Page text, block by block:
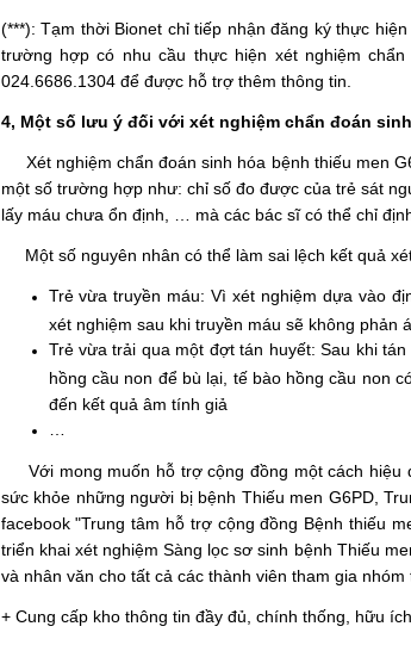
(***): Tạm thời Bionet chỉ tiếp nhận đăng ký thực
trường hợp có nhu cầu thực hiện xét nghiệm
024.6686.1304 để được hỗ trợ thêm thông tin.
4, Một số lưu ý đối với xét nghiệm chẩn đoán
Xét nghiệm chẩn đoán sinh hóa bệnh thiếu men
một số trường hợp như: chỉ số đo được của trẻ sát
lấy máu chưa ổn định, … mà các bác sĩ có thể chỉ
Một số nguyên nhân có thể làm sai lệch kết quả
Trẻ vừa truyền máu: Vì xét nghiệm dựa vào
xét nghiệm sau khi truyền máu sẽ không phản
Trẻ vừa trải qua một đợt tán huyết: Sau khi
hồng cầu non để bù lại, tế bào hồng cầu non
đến kết quả âm tính giả
Với mong muốn hỗ trợ cộng đồng một cách hiệu
sức khỏe những người bị bệnh Thiếu men G6PD,
facebook "Trung tâm hỗ trợ cộng đồng Bệnh thiếu
triển khai xét nghiệm Sàng lọc sơ sinh bệnh Thiếu
và nhân văn cho tất cả các thành viên tham gia
+ Cung cấp kho thông tin đầy đủ, chính thống, hữu